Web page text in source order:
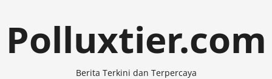
content
Polluxtier.com
Berita Terkini dan Terpercaya